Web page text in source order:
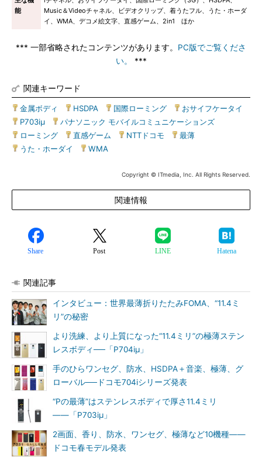
能
Music＆Videoチャネル、ビデオクリップ、着うたフル、うた・ホーダ
イ、WMA、デコメ絵文字、直感ゲーム、2in1 ほか
*** 一部省略されたコンテンツがあります。 PC版でご覧くださ
い。
***
関連キーワード
金属ボディ HSDPA 国際ローミング おサイフケータイ
P703iμ
パナソニック モバイルコミュニケーションズ
ローミング
直感ゲーム NTTドコモ 最薄
うた・ホーダイ
WMA
Copyright © ITmedia, Inc. All Rights Reserved.
関連情報
Share Post LINE Hatena
関連記事
インタビュー：世界最薄折りたたみFOMA、“11.4ミ
リ”の秘密
より洗練、より上質になった“11.4ミリ”の極薄ステン
レスボディ──「P704iμ」
手のひらワンセグ、防水、HSDPA＋音楽、極薄、グ
ローバル──ドコモ704iシリーズ発表
“Pの最薄”はステンレスボディで厚さ11.4ミリ
――「P703iμ」
2画面、香り、防水、ワンセグ、極薄など10機種――
ドコモ春モデル発表